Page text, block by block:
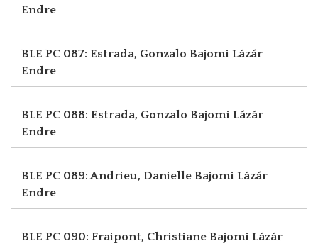
Endre
BLE PC 087: Estrada, Gonzalo Bajomi Lázár
Endre
BLE PC 088: Estrada, Gonzalo Bajomi Lázár
Endre
BLE PC 089: Andrieu, Danielle Bajomi Lázár
Endre
BLE PC 090: Fraipont, Christiane Bajomi Lázár